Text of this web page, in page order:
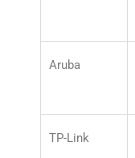
Aruba
TP-Link